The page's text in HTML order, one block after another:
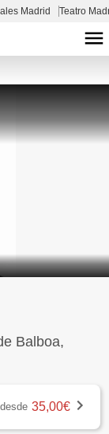
Madrid Teatro
Balboa,
desde 35,00€